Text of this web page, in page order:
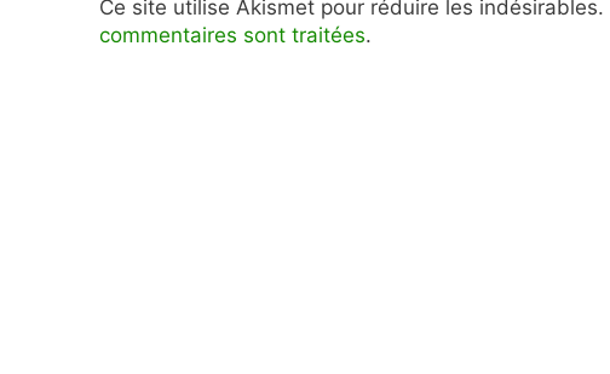
Ce site utilise Akismet pour réduire les indésirables.
commentaires sont traitées.